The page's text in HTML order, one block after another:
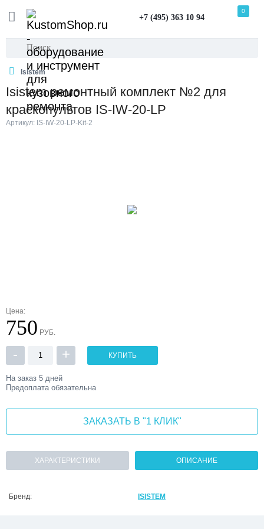
+7 (495) 363 10 94
0
Isistem
Isistem ремонтный комплект №2 для
краскопультов IS-IW-20-LP
Артикул: IS-IW-20-LP-Kit-2
Цена:
750 РУБ.
- + КУПИТЬ
На заказ 5 дней
Предоплата обязательна
ЗАКАЗАТЬ В "1 КЛИК"
ХАРАКТЕРИСТИКИ ОПИСАНИЕ
Бренд: ISISTEM